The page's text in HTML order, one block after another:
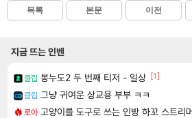
목록 본문 이전
지금 뜨는 인벤
클립 봉누도2 두 번째 티저 - 일상 [1]
클립 그냥 귀여운 상교용 부부 ㅋㅋ
로아 고양이를 도구로 쓰는 인방 하꼬 스트리